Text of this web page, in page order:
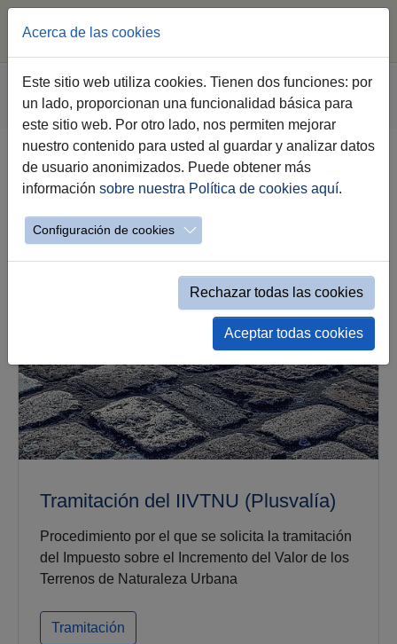
Saltar al contenido principal
Estás aquí:
Jerez.es
Webs Municipales
Recaudación y Servicios Tributarios
Trámites
Gestiones y Trámites
Tramitación del IIVTNU (Plusvalía)
Procedimiento por el que se solicita la tramitación
del Impuesto sobre el Incremento del Valor de los
Terrenos de Naturaleza Urbana
Tramitación
Acerca de las cookies
Este sitio web utiliza cookies. Tienen dos funciones: por
un lado, proporcionan una funcionalidad básica para
este sitio web. Por otro lado, nos permiten mejorar
nuestro contenido para usted al guardar y analizar datos
de usuario anonimizados. Puede obtener más
información sobre nuestra Política de cookies aquí.
Configuración de cookies
Rechazar todas las cookies
Aceptar todas cookies